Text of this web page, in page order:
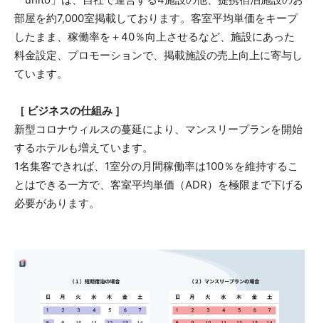
部屋を約7,000室掲載しております。客室平均単価をキープ
したまま、稼働率を＋40％向上させるなど、施設にあった
料金設定、プロモーションで、掲載施設の売上向上に寄与し
ています。
［ ビジネスの仕組み ］
新型コロナウィルスの蔓延により、マンスリープランを開始
するホテルも増えています。
1名集客できれば、1室分の月間稼働率は100％を維持するこ
とはできる一方で、客室平均単価（ADR）を極限まで下げる
必要があります。